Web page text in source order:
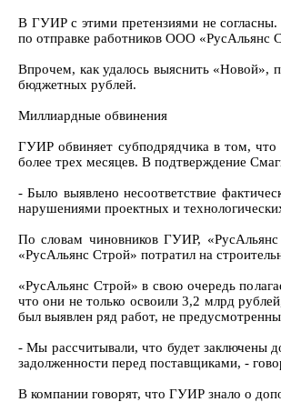
В ГУИР с этими претензиями не согласны.
по отправке работников ООО «РусАльянс
Впрочем, как удалось выяснить «Новой»,
бюджетных рублей.
Миллиардные обвинения
ГУИР обвиняет субподрядчика в том, что
более трех месяцев. В подтверждение
- Было выявлено несоответствие
нарушениями проектных и
По словам чиновников ГУИР,
«РусАльянс Строй» потратил на
«РусАльянс Строй» в свою очередь
что они не только освоили 3,2 млрд
был выявлен ряд работ, не
- Мы рассчитывали, что будет заключены
задолженности перед поставщиками, -
В компании говорят, что ГУИР знало о